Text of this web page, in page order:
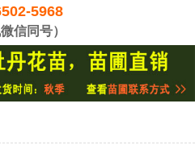
5968
信同号）